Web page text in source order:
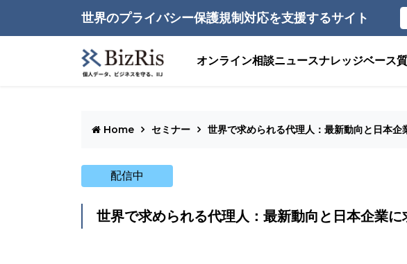
世界のプライバシー保護規制対応を支援するサイト
オンライン相談ニュースナレッジベース
Home セミナー 世界で求められる代理人：最新動向と日本企
配信中
世界で求められる代理人：最新動向と日本企業